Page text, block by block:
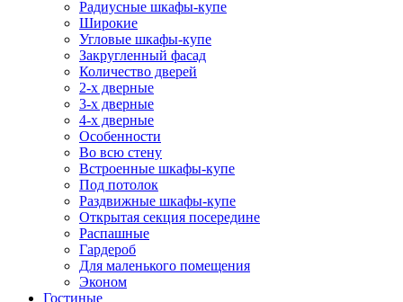
Радиусные шкафы-купе
Широкие
Угловые шкафы-купе
Закругленный фасад
Количество дверей
2-х дверные
3-х дверные
4-х дверные
Особенности
Во всю стену
Встроенные шкафы-купе
Под потолок
Раздвижные шкафы-купе
Открытая секция посередине
Распашные
Гардероб
Для маленького помещения
Эконом
Гостиные